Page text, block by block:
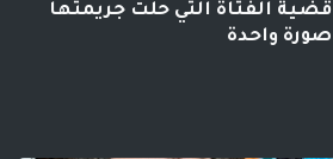
قضية الفتاة التي حلت جريمتها
صورة واحدة